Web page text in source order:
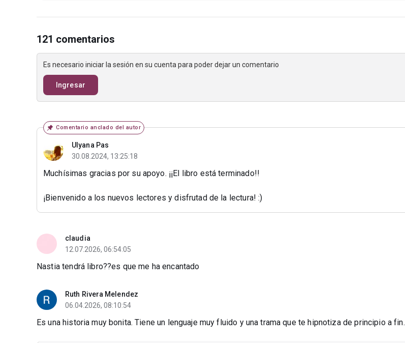
121 comentarios
Es necesario iniciar la sesión en su cuenta para poder dejar un comentario
Ingresar
Comentario anclado del autor
Ulyana Pas
30.08.2024, 13:25:18
Muchísimas gracias por su apoyo. ¡¡El libro está terminado!!
¡Bienvenido a los nuevos lectores y disfrutad de la lectura! :)
claudia
12.07.2026, 06:54:05
Nastia tendrá libro??es que me ha encantado
Ruth Rivera Melendez
06.04.2026, 08:10:54
Es una historia muy bonita. Tiene un lenguaje muy fluido y una trama que te hipnotiza de principio a fin.